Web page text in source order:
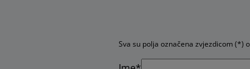
Sva su polja označena zvjezdicom (*)